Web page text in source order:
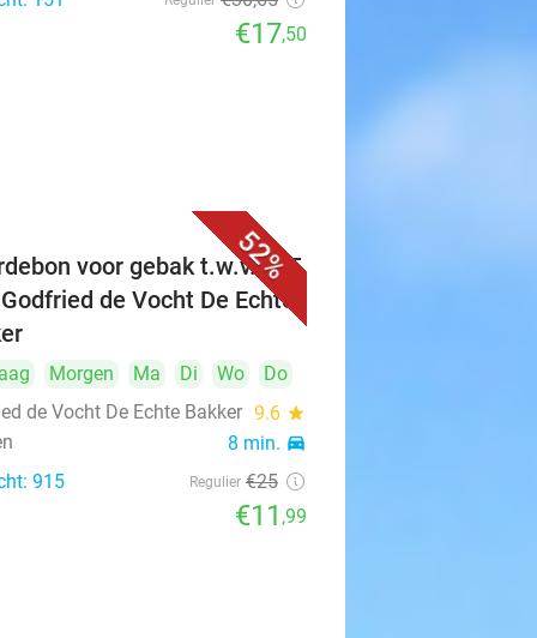
€17,50
52%
voor gebak t.w.v. €25
de Vocht De Echte
Morgen Ma Di Wo
Do
de Vocht De Echte Bakker 9.6 star
8 min. directions_car
915 Regulier €25
€11 ,99